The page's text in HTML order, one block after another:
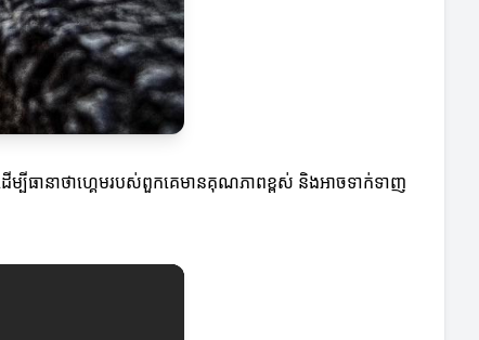
ើម្បីធានាថាហ្គេមរបស់ពួកគេមានគុណភាពខ្ពស់ និងអាចទាក់ទាញ